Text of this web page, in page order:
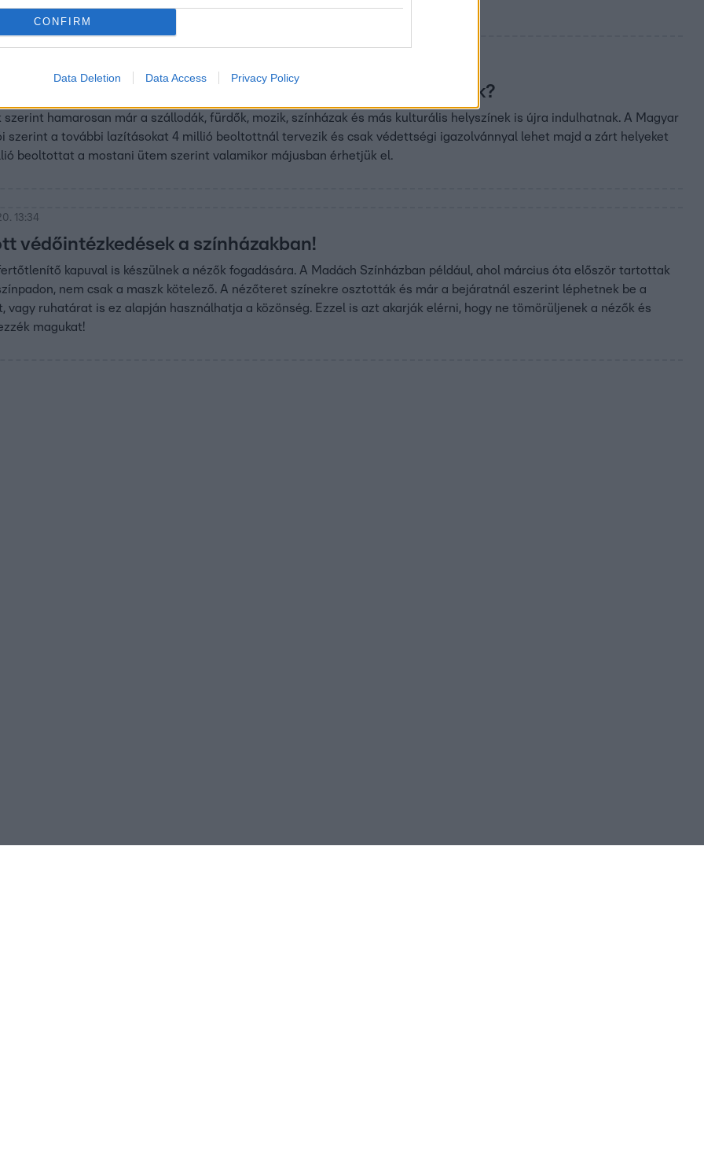
CONFIRM
Data Deletion Data Access Privacy Policy
beoltottnál nyithatnak a mozik, színházak és a szállodák?
hamarosan már a szállodák, fürdők, mozik, színházak és más kulturális helyszínek is újra indulhatnak. A Magyar
szerint a további lazításokat 4 millió beoltottnál tervezik és csak védettségi igazolvánnyal lehet majd a zárt helyeket
beoltottat a mostani ütem szerint valamikor májusban érhetjük el.
13:34
védőintézkedések a színházakban!
kapuval is készülnek a nézők fogadására. A Madách Színházban például, ahol március óta először tartottak
nem csak a maszk kötelező. A nézőteret színekre osztották és már a bejáratnál eszerint léphetnek be a
vagy ruhatárat is ez alapján használhatja a közönség. Ezzel is azt akarják elérni, hogy ne tömörüljenek a nézők és
magukat!